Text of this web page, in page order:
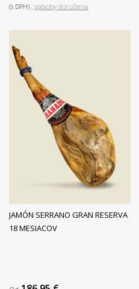
(s DPH) spôsoby doručenia
JAMÓN SERRANO GRAN RESERVA
18 MESIACOV